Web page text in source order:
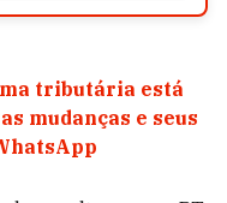
tributária está
mudanças e seus